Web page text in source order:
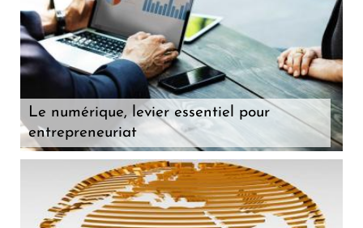
Le numérique, levier essentiel pour
entrepreneuriat